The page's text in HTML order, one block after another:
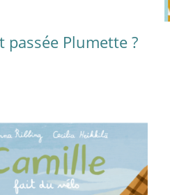
passée Plumette ?